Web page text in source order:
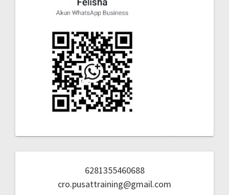
6281355460688
cro.pusattraining@gmail.com